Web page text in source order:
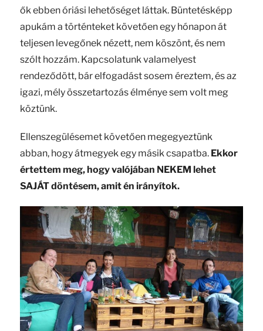
ők ebben óriási lehetőséget láttak. Büntetésképp
apukám a történteket követően egy hónapon át
teljesen levegőnek nézett, nem köszönt, és nem
szólt hozzám. Kapcsolatunk valamelyest
rendeződött, bár elfogadást sosem éreztem, és az
igazi, mély összetartozás élménye sem volt meg
köztünk.
Ellenszegülésemet követően megegyeztünk
abban, hogy átmegyek egy másik csapatba. Ekkor
értettem meg, hogy valójában NEKEM lehet
SAJÁT döntésem, amit én irányítok.